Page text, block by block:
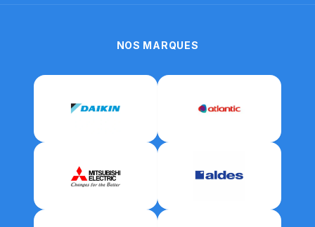
NOS MARQUES